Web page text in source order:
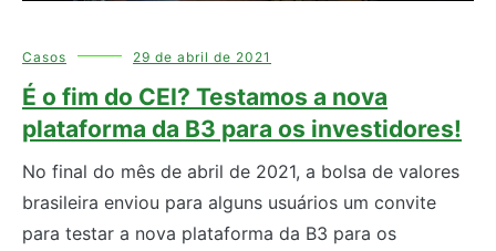
Casos 29 de abril de 2021
É o fim do CEI? Testamos a nova
plataforma da B3 para os investidores!
No final do mês de abril de 2021, a bolsa de valores
brasileira enviou para alguns usuários um convite
para testar a nova plataforma da B3 para os